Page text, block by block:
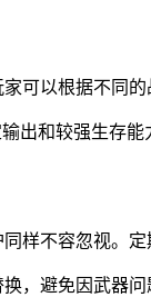
可以根据不同
出和较强生存
样不容忽视。
，避免因武器问